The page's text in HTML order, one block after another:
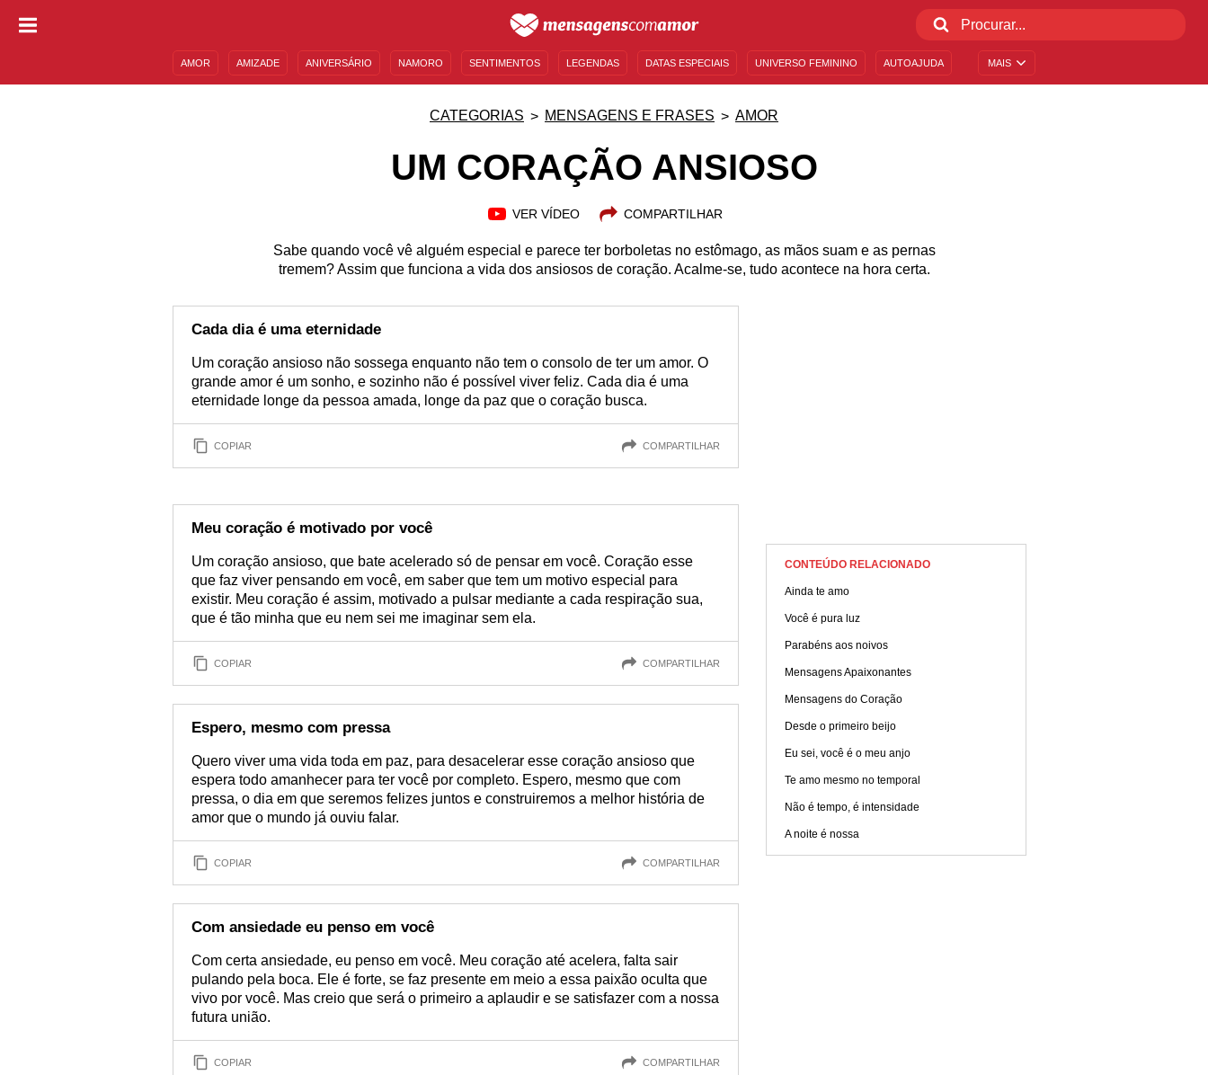
MAIS
AMOR AMIZADE ANIVERSÁRIO NAMORO SENTIMENTOS LEGENDAS DATAS ESPECIAIS UNIVERSO FEMININO AUTOAJUDA
CATEGORIAS MENSAGENS E FRASES AMOR
UM CORAÇÃO ANSIOSO
VER VÍDEO COMPARTILHAR
Sabe quando você vê alguém especial e parece ter borboletas no estômago, as mãos suam e as pernas
tremem? Assim que funciona a vida dos ansiosos de coração. Acalme-se, tudo acontece na hora certa.
Cada dia é uma eternidade
Um coração ansioso não sossega enquanto não tem o consolo de ter um amor. O
grande amor é um sonho, e sozinho não é possível viver feliz. Cada dia é uma
eternidade longe da pessoa amada, longe da paz que o coração busca.
COPIAR COMPARTILHAR
Meu coração é motivado por você
Um coração ansioso, que bate acelerado só de pensar em você. Coração esse
que faz viver pensando em você, em saber que tem um motivo especial para
existir. Meu coração é assim, motivado a pulsar mediante a cada respiração sua,
que é tão minha que eu nem sei me imaginar sem ela.
COPIAR COMPARTILHAR
Espero, mesmo com pressa
Quero viver uma vida toda em paz, para desacelerar esse coração ansioso que
espera todo amanhecer para ter você por completo. Espero, mesmo que com
pressa, o dia em que seremos felizes juntos e construiremos a melhor história de
amor que o mundo já ouviu falar.
COPIAR COMPARTILHAR
Com ansiedade eu penso em você
Com certa ansiedade, eu penso em você. Meu coração até acelera, falta sair
pulando pela boca. Ele é forte, se faz presente em meio a essa paixão oculta que
vivo por você. Mas creio que será o primeiro a aplaudir e se satisfazer com a nossa
futura união.
COPIAR COMPARTILHAR
CONTEÚDO RELACIONADO
Ainda te amo
Você é pura luz
Parabéns aos noivos
Mensagens Apaixonantes
Mensagens do Coração
Desde o primeiro beijo
Eu sei, você é o meu anjo
Te amo mesmo no temporal
Não é tempo, é intensidade
A noite é nossa